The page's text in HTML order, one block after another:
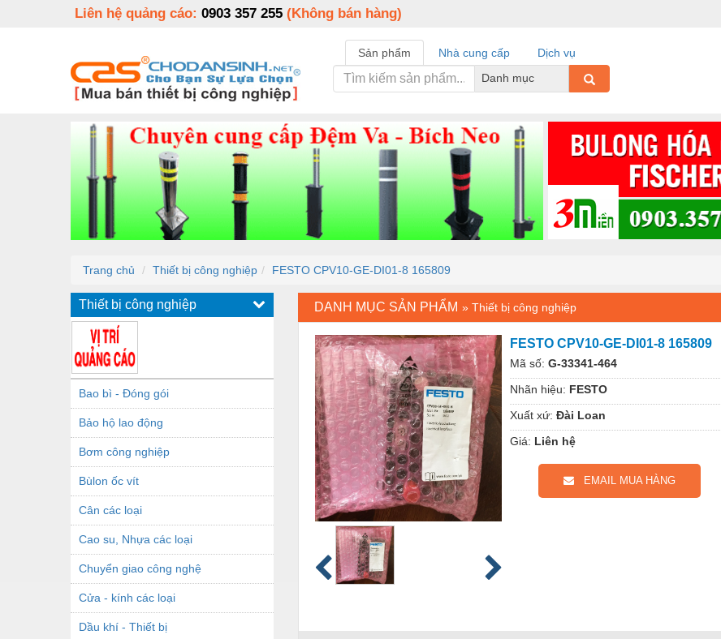
Liên hệ quảng cáo: 0903 357 255 (Không bán hàng)
Sản phẩm Nhà cung cấp
Dịch vụ
Danh mục
Trang chủ Thiết bị công nghiệp FESTO CPV10-GE-DI01-8 165809
Thiết bị công nghiệp
Bao bì - Đóng gói
Bảo hộ lao động
Bơm công nghiệp
Bùlon ốc vít
Cân các loại
Cao su, Nhựa các loại
Chuyển giao công nghệ
Cửa - kính các loại
Dầu khí - Thiết bị
DANH MỤC SẢN PHẨM » Thiết bị công nghiệp
FESTO CPV10-GE-DI01-8 165809
Mã số: G-33341-464
Nhãn hiệu: FESTO
Xuất xứ: Đài Loan
Giá: Liên hệ
EMAIL MUA HÀNG